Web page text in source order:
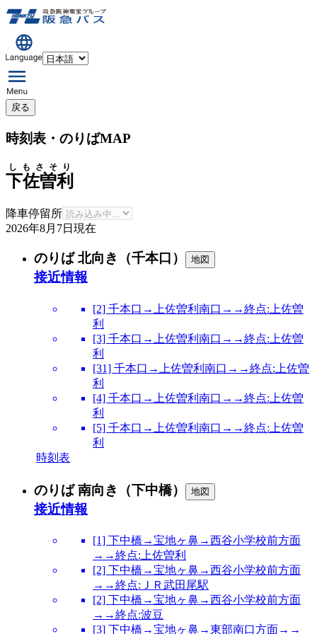
戻る
時刻表・のりばMAP
下佐曽利
しもさそり
降車停留所
2026年8月7日 現在
のりば 北向き（千本口） 地図
接近情報
[2] 千本口→上佐曽利南口→→終点:上佐曽
利
[3] 千本口→上佐曽利南口→→終点:上佐曽
利
[31] 千本口→上佐曽利南口→→終点:上佐曽
利
[4] 千本口→上佐曽利南口→→終点:上佐曽
利
[5] 千本口→上佐曽利南口→→終点:上佐曽
利
時刻表
のりば 南向き（下中橋） 地図
接近情報
[1] 下中橋→宝地ヶ鼻→西谷小学校前方面
→→終点:上佐曽利
[2] 下中橋→宝地ヶ鼻→西谷小学校前方面
→→終点:ＪＲ武田尾駅
[2] 下中橋→宝地ヶ鼻→西谷小学校前方面
→→終点:波豆
[3] 下中橋→宝地ヶ鼻→東部南口方面→→